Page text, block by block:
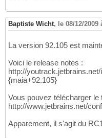
Baptiste Wicht, le 08/12/2009
La version 92.105 est
Voici le release notes :
http://
{maia+92.105}
Vous pouvez télécharger le
http://www.jetbrains.net/
Apparement, il s'agit du